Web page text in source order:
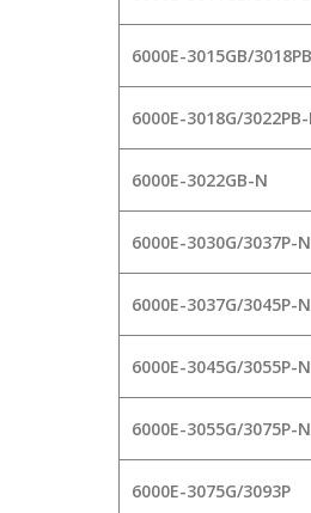
6000E-3015GB/
6000E-3018G/
6000E-3022GB-N
6000E-3030G/3037P-N
6000E-3037G/3045P-N
6000E-3045G/3055P-N
6000E-3055G/3075P-N
6000E-3075G/3093P